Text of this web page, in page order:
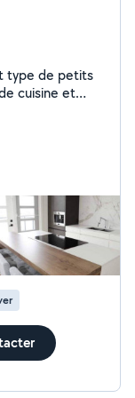
type de petits
et